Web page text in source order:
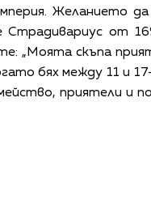
Желанието да
от
„Моята скъпа
бях между 11 и
приятели и